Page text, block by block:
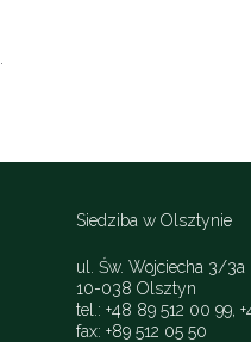
Siedziba w Olsztynie
ul. Św. Wojciecha 3/3a
10-038 Olsztyn
tel.: +48 89 512 00 99,
fax: +89 512 05 50